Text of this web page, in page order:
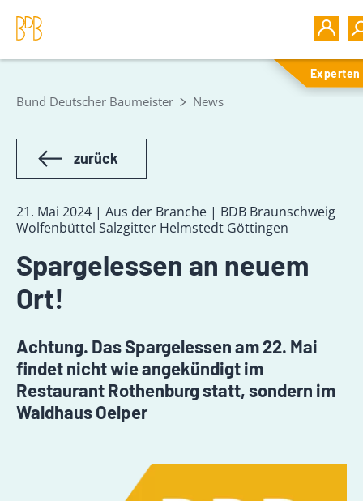
Bund Deutscher Baumeister News
zurück
21. Mai 2024 | Aus der Branche | BDB Braunschweig
Wolfenbüttel Salzgitter Helmstedt Göttingen
Spargelessen an neuem
Ort!
Achtung. Das Spargelessen am 22. Mai
findet nicht wie angekündigt im
Restaurant Rothenburg statt, sondern im
Waldhaus Oelper